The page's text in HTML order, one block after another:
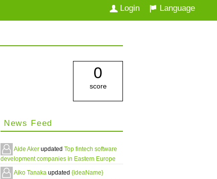
Language
Login
0
score
News Feed
Aide Aker updated Top fintech software
development companies in Eastern Europe
Aiko Tanaka updated {ideaName}